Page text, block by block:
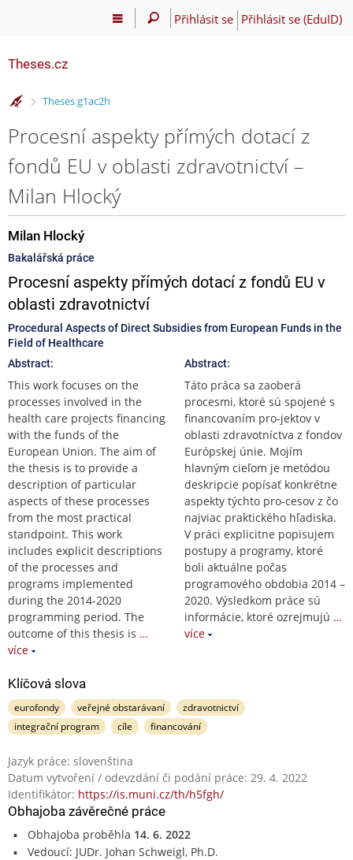
Přihlásit se Přihlásit se (EduID)
Theses.cz
>
Theses g1ac2h
Procesní aspekty přímých dotací z
fondů EU v oblasti zdravotnictví –
Milan Hlocký
Milan Hlocký
Bakalářská práce
Procesní aspekty přímých dotací z fondů EU v
oblasti zdravotnictví
Procedural Aspects of Direct Subsidies from European Funds in the
Field of Healthcare
Abstract:
This work focuses on the
processes involved in the
health care projects financing
with the funds of the
European Union. The aim of
the thesis is to provide a
description of particular
aspects of these processes
from the most practical
standpoint. This work
includes explicit descriptions
of the processes and
programs implemented
during the 2014-2020
programming period. The
outcome of this thesis is …
více
Abstract:
Táto práca sa zaoberá
procesmi, ktoré sú spojené s
financovaním pro-jektov v
oblasti zdravotníctva z fondov
Európskej únie. Mojím
hlavným cieľom je metódou
deskripcie popísať konkrétne
aspekty týchto pro-cesov z čo
najviac praktického hľadiska.
V práci explicitne popisujem
postupy a programy, ktoré
boli aktuálne počas
programového obdobia 2014 –
2020. Výsledkom práce sú
informácie, ktoré ozrejmujú …
více
Klíčová slova
eurofondy veřejné obstarávaní
zdravotnictví
integrační program
cíle financování
Jazyk práce: slovenština
Datum vytvoření / odevzdání či podání práce: 29. 4. 2022
Identifikátor: https://is.muni.cz/th/h5fgh/
Obhajoba závěrečné práce
Obhajoba proběhla 14. 6. 2022
Vedoucí: JUDr. Johan Schweigl, Ph.D.